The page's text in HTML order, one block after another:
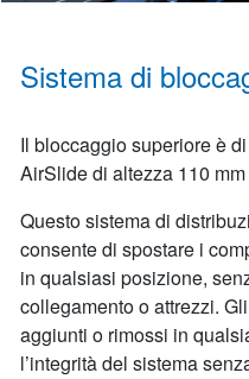
Sistema di
Il bloccaggio superiore è
AirSlide di altezza 110
Questo sistema di
consente di spostare i
in qualsiasi posizione,
collegamento o attrezzi.
aggiunti o rimossi in
l’integrità del sistema